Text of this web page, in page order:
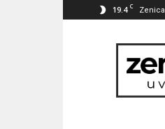
19.4 C Zenica